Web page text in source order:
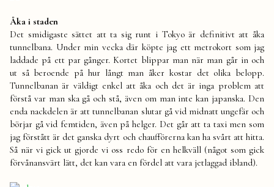
Åka i staden
Det smidigaste sättet att ta sig runt i Tokyo är definitivt att åka
tunnelbana. Under min vecka där köpte jag ett metrokort som jag
laddade på ett par gånger. Kortet blippar man när man går in och
ut så beroende på hur långt man åker kostar det olika belopp.
Tunnelbanan är väldigt enkel att åka och det är inga problem att
förstå var man ska gå och stå, även om man inte kan japanska. Den
enda nackdelen är att tunnelbanan slutar gå vid midnatt ungefär och
börjar gå vid femtiden, även på helger. Det går att ta taxi men som
jag förstått är det ganska dyrt och chaufförerna kan ha svårt att hitta.
Så när vi gick ut gjorde vi oss redo för en helkväll (något som gick
förvånansvärt lätt, det kan vara en fördel att vara jetlaggad ibland).